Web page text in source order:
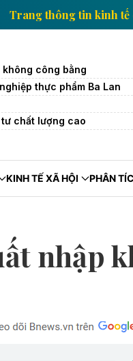
Trang thông
công bằng
thực phẩm Ba Lan
chất lượng cao
KINH TẾ XÃ HỘI PHÂN
nhập